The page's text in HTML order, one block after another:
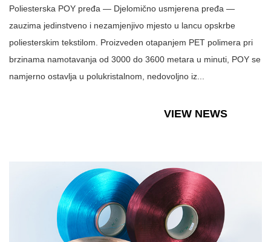
Poliesterska POY pređa — Djelomično usmjerena pređa —
zauzima jedinstveno i nezamjenjivo mjesto u lancu opskrbe
poliesterskim tekstilom. Proizveden otapanjem PET polimera pri
brzinama namotavanja od 3000 do 3600 metara u minuti, POY se
namjerno ostavlja u polukristalnom, nedovoljno iz...
VIEW NEWS